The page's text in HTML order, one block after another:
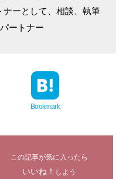
ーとして、相談、執筆
ートナー
Bookmark
この記事が気に入ったら
いいね！ しよう